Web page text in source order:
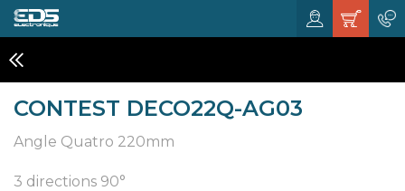
CONTEST DECO22Q-AG03
Angle Quatro 220mm
3 directions 90°